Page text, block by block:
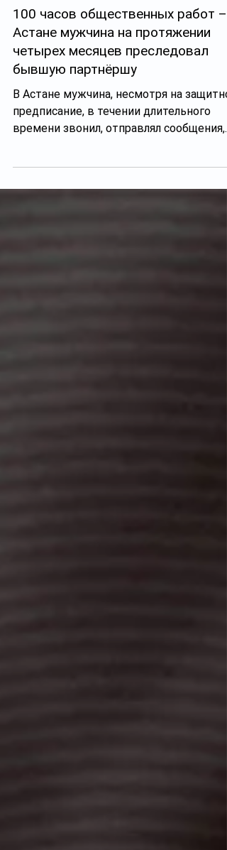
супермаркете мужчина ранил ножом 22-
летню девушку, в соцсетях сообщалось,
что пострадавшая – казахстанка. Сейчас
она в крайне тяжелом состоянии. Также
по непроверенной информации, которая
сейчас р
100 часов общественных работ –
Астане мужчина на протяжении
четырех месяцев преследовал
бывшую партнёршу
В Астане мужчина, несмотря на
предписание, в течении длительного
времени звонил, отправлял сообщения,